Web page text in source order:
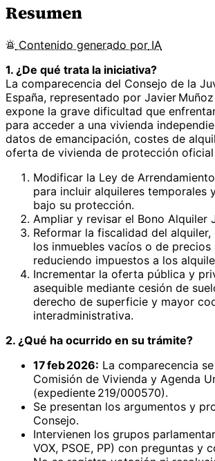
Resumen
Contenido generado por IA
1. ¿De qué trata la iniciativa?
La comparecencia del Consejo de la
España, representado por Javier
expone la grave dificultad que
para acceder a una vivienda
datos de emancipación, costes de
oferta de vivienda de protección oficial
Modificar la Ley de
para incluir alquileres temporales
bajo su protección.
Ampliar y revisar el Bono Alquiler
Reformar la fiscalidad del
los inmuebles vacíos o de precios
reduciendo impuestos a los
Incrementar la oferta pública y
asequible mediante cesión de
derecho de superficie y mayor
interadministrativa.
2. ¿Qué ha ocurrido en su trámite?
17 feb 2026: La comparecencia
Comisión de Vivienda y Agenda
(expediente 219/000570).
Se presentan los argumentos y
Consejo.
Intervienen los grupos
VOX, PSOE, PP) con preguntas y